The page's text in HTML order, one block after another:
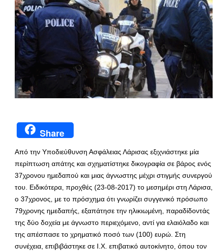
Share
Από την Υποδιεύθυνση Ασφάλειας Λάρισας εξιχνιάστηκε μία
περίπτωση απάτης και σχηματίστηκε δικογραφία σε βάρος ενός
37χρονου ημεδαπού και μιας άγνωστης μέχρι στιγμής συνεργού
του. Ειδικότερα, προχθές (23-08-2017) το μεσημέρι στη Λάρισα,
ο 37χρονος, με το πρόσχημα ότι γνωρίζει συγγενικό πρόσωπο
79χρονης ημεδαπής, εξαπάτησε την ηλικιωμένη, παραδίδοντάς
της δύο δοχεία με άγνωστο περιεχόμενο, αντί για ελαιόλαδο και
της απέσπασε το χρηματικό ποσό των (100) ευρώ. Στη
συνέχεια, επιβιβάστηκε σε Ι.Χ. επιβατικό αυτοκίνητο, όπου τον